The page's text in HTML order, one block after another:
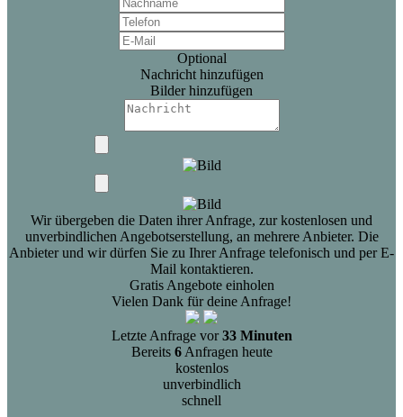
Optional
Nachricht hinzufügen
Bilder hinzufügen
Wir übergeben die Daten ihrer Anfrage, zur kostenlosen und
unverbindlichen Angebotserstellung, an mehrere Anbieter. Die
Anbieter und wir dürfen Sie zu Ihrer Anfrage telefonisch und per E-
Mail kontaktieren.
Gratis Angebote einholen
Vielen Dank für deine Anfrage!
Letzte Anfrage vor33 Minuten
Bereits 6Anfragen heute
kostenlos
unverbindlich
schnell